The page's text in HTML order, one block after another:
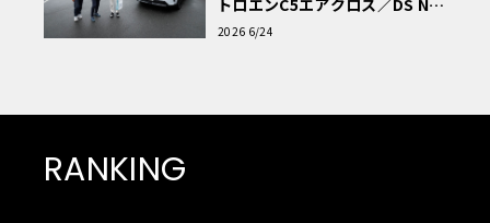
読者一気乗りレポート
2026 6/24
RANKING